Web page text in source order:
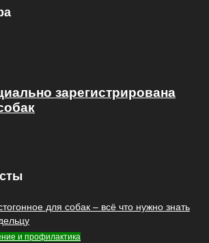
зарегистрирована
для собак – всё что нужно знать
и профилактика